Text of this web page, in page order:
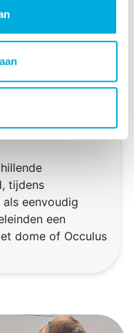
tijdens
eenvoudig
een
dome of Occulus